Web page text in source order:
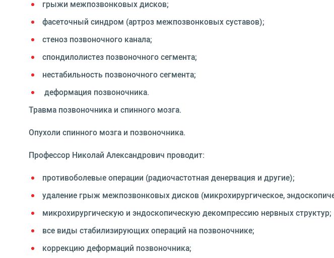
грыжи межпозвонковых дисков;
фасеточный синдром (артроз межпозвонковых суставов);
стеноз позвоночного канала;
спондилолистез позвоночного сегмента;
нестабильность позвоночного сегмента;
деформация позвоночника.
Травма позвоночника и спинного мозга.
Опухоли спинного мозга и позвоночника.
Профессор Николай Александрович проводит:
противоболевые операции (радиочастотная денервация и другие);
удаление грыж межпозвонковых дисков (микрохирургическое,
микрохирургическую и эндоскопическую декомпрессию нервных структур;
все виды стабилизирующих операций на позвоночнике;
коррекцию деформаций позвоночника;